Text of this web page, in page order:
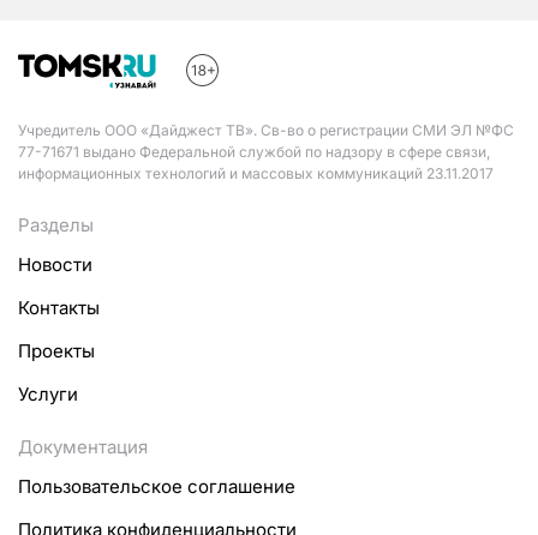
Учредитель ООО «Дайджест ТВ». Св-во о регистрации СМИ ЭЛ №ФС
77-71671 выдано Федеральной службой по надзору в сфере связи,
информационных технологий и массовых коммуникаций 23.11.2017
Разделы
Новости
Контакты
Проекты
Услуги
Документация
Пользовательское соглашение
Политика конфиденциальности